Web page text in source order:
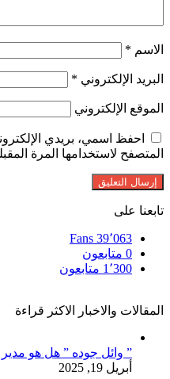
الاسم *
البريد الإلكتروني *
الموقع الإلكتروني
احفظ اسمي، بريدي
المتصفح لاستخدامها المرة
تابعنا على
39٬063 Fans
0 متابعون
1٬300 متابعون
المقالات والاخبار الاكثر قراءة
” وائل جوده ” هل هو
أبريل 19, 2025